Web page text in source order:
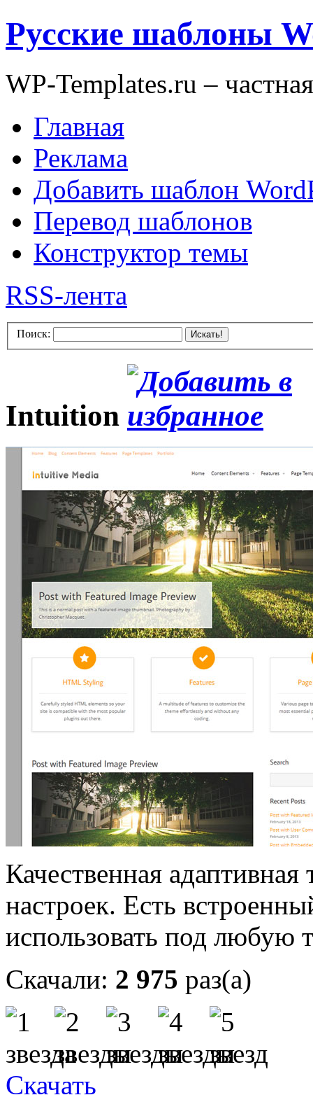
Русские шаблоны
WP-Templates.ru –
Главная
Реклама
Добавить шаблон
Перевод шаблонов
Конструктор темы
RSS-лента
Поиск: Искать!
Intuition
Качественная
настроек. Есть
использовать под любую
Скачали: 2 975 раз(а)
Скачать